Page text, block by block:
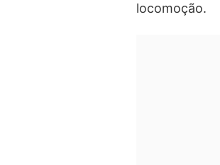
locomoção.